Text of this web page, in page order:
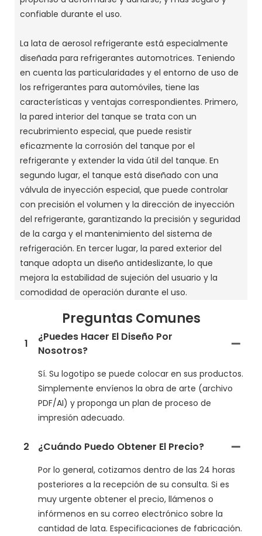
confiable durante el uso.
La lata de aerosol refrigerante está especialmente
diseñada para refrigerantes automotrices. Teniendo
en cuenta las particularidades y el entorno de uso de
los refrigerantes para automóviles, tiene las
características y ventajas correspondientes. Primero,
la pared interior del tanque se trata con un
recubrimiento especial, que puede resistir
eficazmente la corrosión del tanque por el
refrigerante y extender la vida útil del tanque. En
segundo lugar, el tanque está diseñado con una
válvula de inyección especial, que puede controlar
con precisión el volumen y la dirección de inyección
del refrigerante, garantizando la precisión y seguridad
de la carga y el mantenimiento del sistema de
refrigeración. En tercer lugar, la pared exterior del
tanque adopta un diseño antideslizante, lo que
mejora la estabilidad de sujeción del usuario y la
comodidad de operación durante el uso.
Preguntas Comunes
1
¿Puedes Hacer El Diseño Por
Nosotros?
Sí. Su logotipo se puede colocar en sus productos.
Simplemente envíenos la obra de arte (archivo
PDF/AI) y proponga un plan de proceso de
impresión adecuado.
2 ¿Cuándo Puedo Obtener El Precio?
Por lo general, cotizamos dentro de las 24 horas
posteriores a la recepción de su consulta. Si es
muy urgente obtener el precio, llámenos o
infórmenos en su correo electrónico sobre la
cantidad de lata. Especificaciones de fabricación.